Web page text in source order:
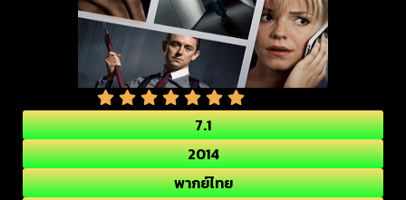
7.1
2014
พากย์ไทย